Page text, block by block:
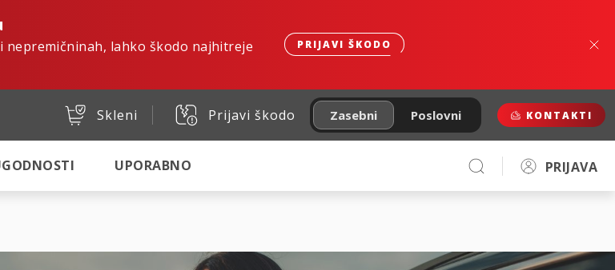
lahko škodo najhitreje
PRIJAVI ŠKODO
Skleni Prijavi škodo Zasebni Poslovni KONTAKTI
UPORABNO PRIJAVA